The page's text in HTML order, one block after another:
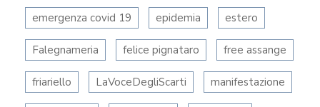
emergenza covid 19 epidemia estero
Falegnameria felice pignataro free assange
friariello LaVoceDegliScarti manifestazione